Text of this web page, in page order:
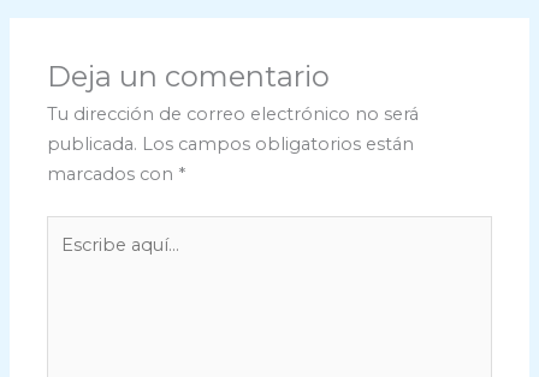
Deja un comentario
Tu dirección de correo electrónico no será
publicada. Los campos obligatorios están
marcados con *